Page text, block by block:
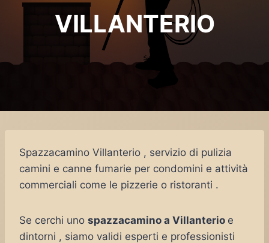
VILLANTERIO
Spazzacamino Villanterio , servizio di pulizia
camini e canne fumarie per condomini e attività
commerciali come le pizzerie o ristoranti .
Se cerchi uno spazzacamino a Villanterio e
dintorni , siamo validi esperti e professionisti